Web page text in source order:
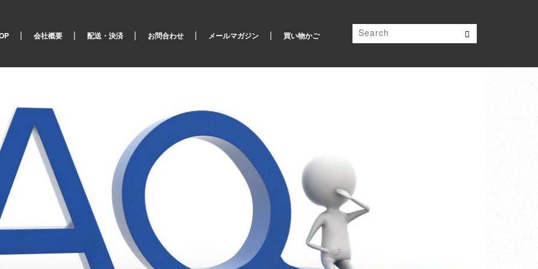
会社概要 配送・決済 お問合わせ メールマガジン 買い物かご